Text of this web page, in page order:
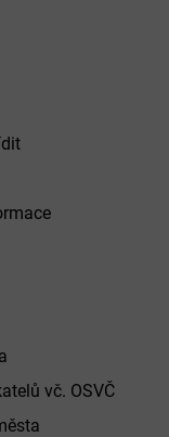
vč. OSVČ